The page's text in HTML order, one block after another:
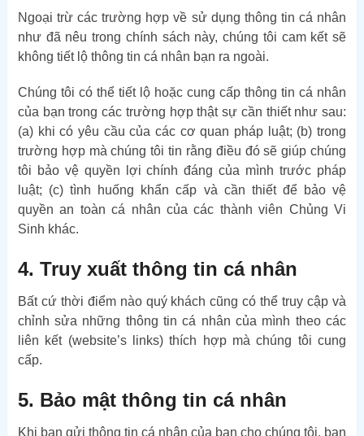
Ngoại trừ các trường hợp về sử dụng thông tin cá nhân
như đã nêu trong chính sách này, chúng tôi cam kết sẽ
không tiết lộ thông tin cá nhân bạn ra ngoài.
Chúng tôi có thể tiết lộ hoặc cung cấp thông tin cá nhân
của bạn trong các trường hợp thật sự cần thiết như sau:
(a) khi có yêu cầu của các cơ quan pháp luật; (b) trong
trường hợp mà chúng tôi tin rằng điều đó sẽ giúp chúng
tôi bảo vệ quyền lợi chính đáng của mình trước pháp
luật; (c) tình huống khẩn cấp và cần thiết để bảo vệ
quyền an toàn cá nhân của các thành viên Chủng Vi
Sinh khác.
4. Truy xuất thông tin cá nhân
Bất cứ thời điểm nào quý khách cũng có thể truy cập và
chỉnh sửa những thông tin cá nhân của mình theo các
liên kết (website’s links) thích hợp mà chúng tôi cung
cấp.
5. Bảo mật thông tin cá nhân
Khi bạn gửi thông tin cá nhân của bạn cho chúng tôi, bạn